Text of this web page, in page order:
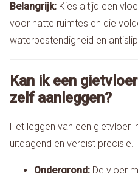
Belangrijk:Kies altijd een
voor natte ruimtes en die
waterbestendigheid en
Kan ik een
zelf aanleggen?
Het leggen van een gietvloer
uitdagend en vereist precisie.
Ondergrond:De vloer